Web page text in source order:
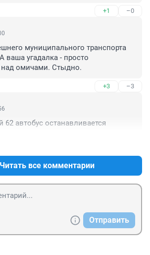
+1 –0
муниципального транспорта
ваша угадалка - просто
над омичами. Стыдно.
+3 –3
62 автобус останавливается
Читать все комментарии
Отправить